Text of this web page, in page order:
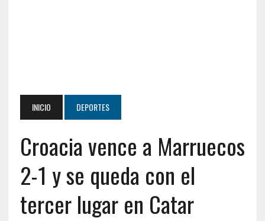
INICIO DEPORTES
Croacia vence a Marruecos
2-1 y se queda con el
tercer lugar en Catar